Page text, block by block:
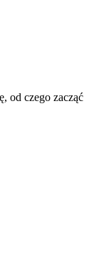
od czego zacząć